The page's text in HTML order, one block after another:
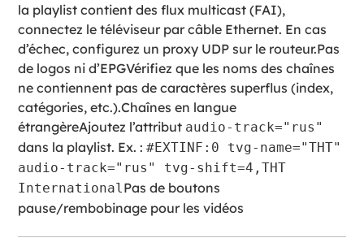
la playlist contient des flux multicast (FAI),
connectez le téléviseur par câble Ethernet. En cas
d’échec, configurez un proxy UDP sur le routeur.Pas
de logos ni d’EPGVérifiez que les noms des chaînes
ne contiennent pas de caractères superflus (index,
catégories, etc.).Chaînes en langue
étrangèreAjoutez l’attribut audio-track="rus"
dans la playlist. Ex. :#EXTINF:0 tvg-name="THT"
audio-track="rus" tvg-shift=4,THT
InternationalPas de boutons
pause/rembobinage pour les vidéos